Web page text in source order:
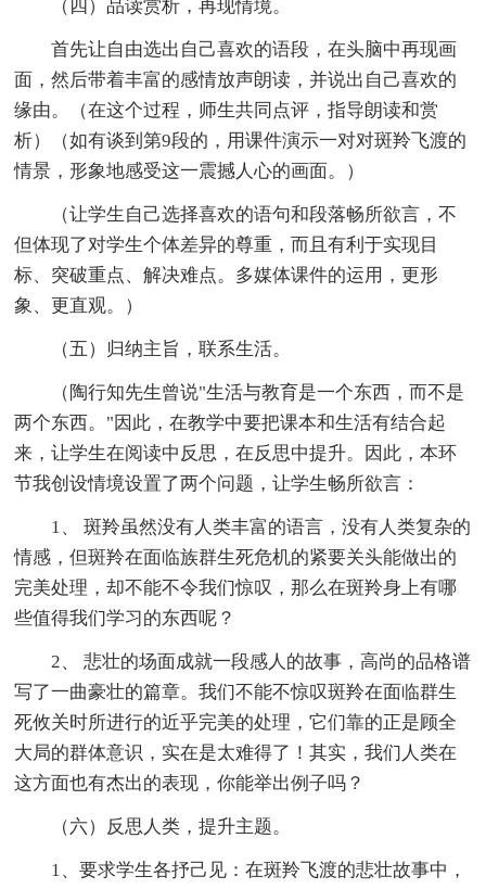
（四）品读赏析，再现情境。
首先让自由选出自己喜欢的语段，在头脑中再现画
面，然后带着丰富的感情放声朗读，并说出自己喜欢的
缘由。（在这个过程，师生共同点评，指导朗读和赏
析）（如有谈到第9段的，用课件演示一对对斑羚飞渡的
情景，形象地感受这一震撼人心的画面。）
（让学生自己选择喜欢的语句和段落畅所欲言，不
但体现了对学生个体差异的尊重，而且有利于实现目
标、突破重点、解决难点。多媒体课件的运用，更形
象、更直观。）
（五）归纳主旨，联系生活。
（陶行知先生曾说"生活与教育是一个东西，而不是
两个东西。"因此，在教学中要把课本和生活有结合起
来，让学生在阅读中反思，在反思中提升。因此，本环
节我创设情境设置了两个问题，让学生畅所欲言：
1、 斑羚虽然没有人类丰富的语言，没有人类复杂的
情感，但斑羚在面临族群生死危机的紧要关头能做出的
完美处理，却不能不令我们惊叹，那么在斑羚身上有哪
些值得我们学习的东西呢？
2、 悲壮的场面成就一段感人的故事，高尚的品格谱
写了一曲豪壮的篇章。我们不能不惊叹斑羚在面临群生
死攸关时所进行的近乎完美的处理，它们靠的正是顾全
大局的群体意识，实在是太难得了！其实，我们人类在
这方面也有杰出的表现，你能举出例子吗？
（六）反思人类，提升主题。
1、要求学生各抒己见：在斑羚飞渡的悲壮故事中，